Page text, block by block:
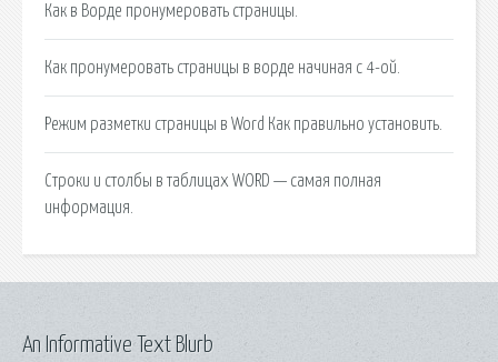
Как в Ворде пронумеровать страницы.
Как пронумеровать страницы в ворде начиная с 4-ой.
Режим разметки страницы в Word Как правильно установить.
Строки и столбы в таблицах WORD — самая полная
информация.
An Informative Text Blurb